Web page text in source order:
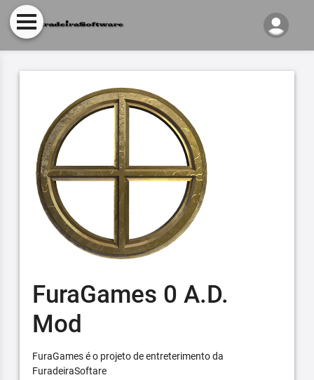
FuraGames 0 A.D.
Mod
FuraGames é o projeto de entreterimento da
FuradeiraSoftare